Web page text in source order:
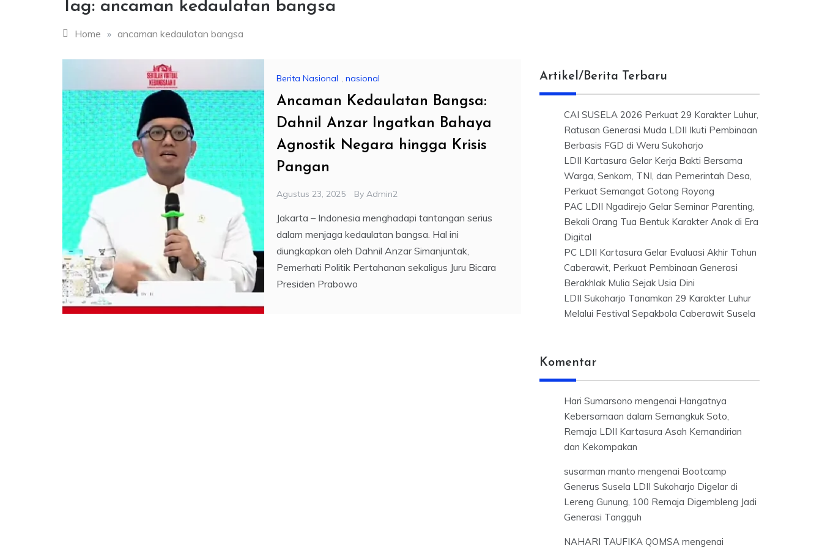
Tag: ancaman kedaulatan bangsa
Home » ancaman kedaulatan bangsa
Berita Nasional , nasional
Ancaman Kedaulatan Bangsa:
Dahnil Anzar Ingatkan Bahaya
Agnostik Negara hingga Krisis
Pangan
Agustus 23, 2025 By Admin2
Jakarta – Indonesia menghadapi tantangan serius
dalam menjaga kedaulatan bangsa. Hal ini
diungkapkan oleh Dahnil Anzar Simanjuntak,
Pemerhati Politik Pertahanan sekaligus Juru Bicara
Presiden Prabowo
Artikel/Berita Terbaru
CAI SUSELA 2026 Perkuat 29 Karakter Luhur,
Ratusan Generasi Muda LDII Ikuti Pembinaan
Berbasis FGD di Weru Sukoharjo
LDII Kartasura Gelar Kerja Bakti Bersama
Warga, Senkom, TNI, dan Pemerintah Desa,
Perkuat Semangat Gotong Royong
PAC LDII Ngadirejo Gelar Seminar Parenting,
Bekali Orang Tua Bentuk Karakter Anak di Era
Digital
PC LDII Kartasura Gelar Evaluasi Akhir Tahun
Caberawit, Perkuat Pembinaan Generasi
Berakhlak Mulia Sejak Usia Dini
LDII Sukoharjo Tanamkan 29 Karakter Luhur
Melalui Festival Sepakbola Caberawit Susela
Komentar
Hari Sumarsono mengenai Hangatnya
Kebersamaan dalam Semangkuk Soto,
Remaja LDII Kartasura Asah Kemandirian
dan Kekompakan
susarman manto mengenai Bootcamp
Generus Susela LDII Sukoharjo Digelar di
Lereng Gunung, 100 Remaja Digembleng Jadi
Generasi Tangguh
NAHARI TAUFIKA QOMSA mengenai